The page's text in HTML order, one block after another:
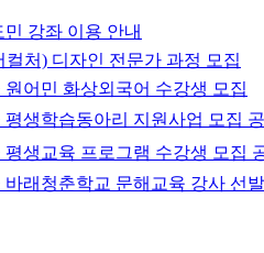
강좌 이용 안내
컬처) 디자인 전문가 과정 모집
원어민 화상외국어 수강생 모집
평생학습동아리 지원사업 모집
평생교육 프로그램 수강생 모집
바래청춘학교 문해교육 강사 선